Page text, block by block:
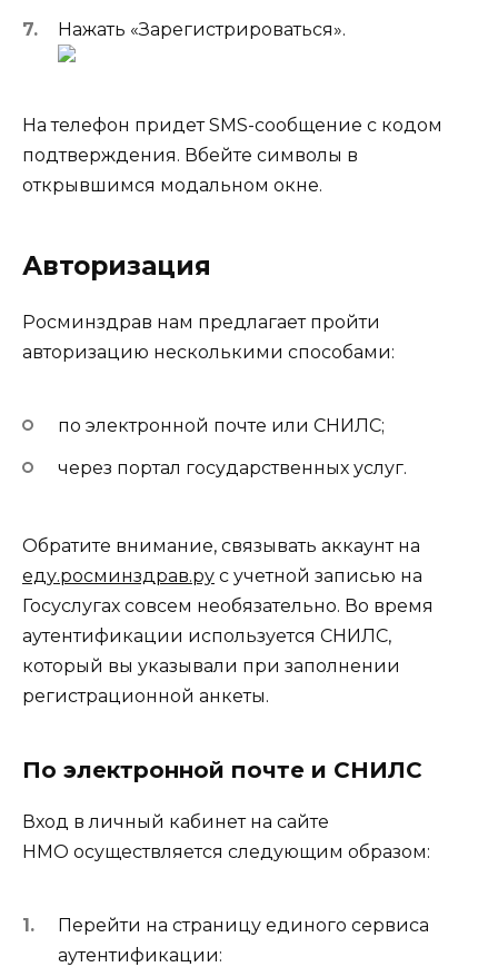
Нажать «Зарегистрироваться».
На телефон придет SMS-сообщение с кодом
подтверждения. Вбейте символы в
открывшимся модальном окне.
Авторизация
Росминздрав нам предлагает пройти
авторизацию несколькими способами:
по электронной почте или СНИЛС;
через портал государственных услуг.
Обратите внимание, связывать аккаунт на
еду.росминздрав.ру с учетной записью на
Госуслугах совсем необязательно. Во время
аутентификации используется СНИЛС,
который вы указывали при заполнении
регистрационной анкеты.
По электронной почте и СНИЛС
Вход в личный кабинет на сайте
НМО осуществляется следующим образом:
Перейти на страницу единого сервиса
аутентификации: